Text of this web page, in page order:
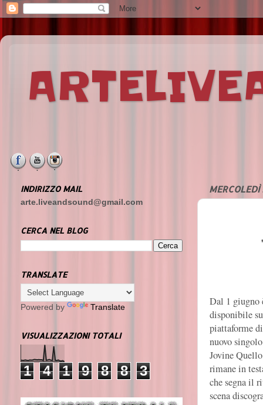
MERCOLEDÌ
Dal 1 giugno
disponibile
piattaforme
nuovo
Jovine
rimane in
che segna il
scena
INDIRIZZO MAIL
arte.liveandsound@gmail.com
CERCA NEL BLOG
TRANSLATE
Powered by Translate
VISUALIZZAZIONI TOTALI
1 4 1 9 8 8 3